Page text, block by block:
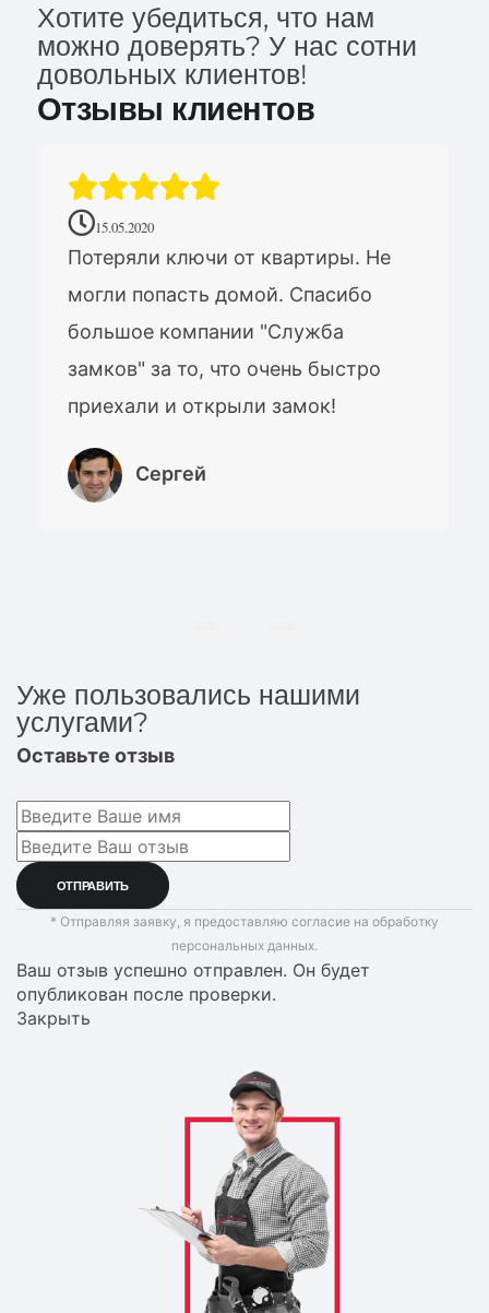
Хотите убедиться, что нам
можно доверять? У нас сотни
довольных клиентов!
Отзывы клиентов
15.05.2020
Потеряли ключи от квартиры. Не
могли попасть домой. Спасибо
большое компании "Служба
замков" за то, что очень быстро
приехали и открыли замок!
Сергей
Уже пользовались нашими
услугами?
Оставьте отзыв
* Отправляя заявку, я предоставляю согласие на обработку
персональных данных.
Ваш отзыв успешно отправлен. Он будет
опубликован после проверки.
Закрыть